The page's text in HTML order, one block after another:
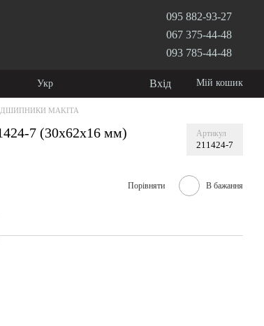
095 882-93-27
067 375-44-48
093 785-44-48
Укр Вхід Мій кошик
MAKITA
7 (30x62x16 мм) Артикул
211424-7
Порівняти В бажання